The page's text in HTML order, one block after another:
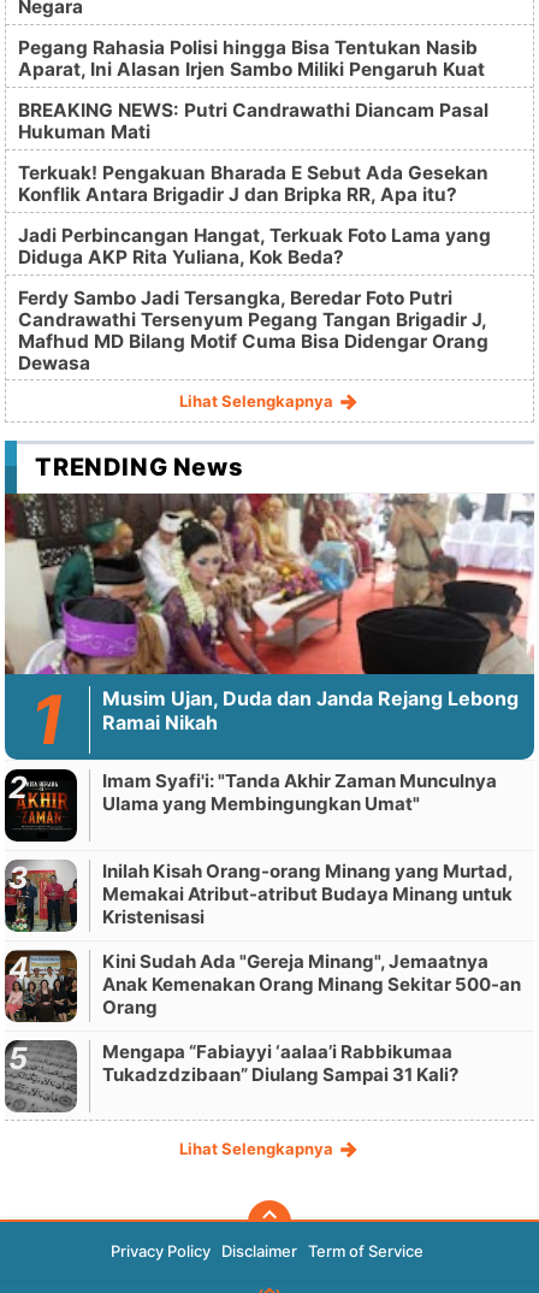
Negara
Pegang Rahasia Polisi hingga Bisa Tentukan Nasib
Aparat, Ini Alasan Irjen Sambo Miliki Pengaruh Kuat
BREAKING NEWS: Putri Candrawathi Diancam Pasal
Hukuman Mati
Terkuak! Pengakuan Bharada E Sebut Ada Gesekan
Konflik Antara Brigadir J dan Bripka RR, Apa itu?
Jadi Perbincangan Hangat, Terkuak Foto Lama yang
Diduga AKP Rita Yuliana, Kok Beda?
Ferdy Sambo Jadi Tersangka, Beredar Foto Putri
Candrawathi Tersenyum Pegang Tangan Brigadir J,
Mafhud MD Bilang Motif Cuma Bisa Didengar Orang
Dewasa
Lihat Selengkapnya
TRENDING News
Musim Ujan, Duda dan Janda Rejang Lebong
Ramai Nikah
Imam Syafi'i: "Tanda Akhir Zaman Munculnya
Ulama yang Membingungkan Umat"
Inilah Kisah Orang-orang Minang yang Murtad,
Memakai Atribut-atribut Budaya Minang untuk
Kristenisasi
Kini Sudah Ada "Gereja Minang", Jemaatnya
Anak Kemenakan Orang Minang Sekitar 500-an
Orang
Mengapa “Fabiayyi ‘aalaa’i Rabbikumaa
Tukadzdzibaan” Diulang Sampai 31 Kali?
Lihat Selengkapnya
Privacy Policy Disclaimer Term of Service